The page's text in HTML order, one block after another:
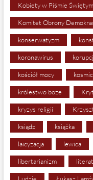
Kobiety w Piśmie Świętym
Komitet Obrony
konserwatyzm
koronawirus
kościół mocy
królestwo boze
kryzys religii
ksiądz książka
laicyzacja lewica
libertarianizm
Ludzie Łukasz